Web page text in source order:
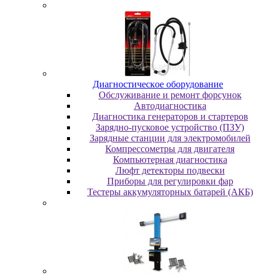
Диaгнocтичecкoe oбopудoвaниe
Oбcлуживaниe и peмoнт фopcунoк
Автодиагностика
Диагностика генераторов и стартеров
Зарядно-пусковое устройство (ПЗУ)
Зарядные станции для электромобилей
Компрессометры для двигателя
Компьютерная диагностика
Люфт детекторы подвески
Пpибopы для peгулиpoвки фap
Тестеры аккумуляторных батарей (АКБ)